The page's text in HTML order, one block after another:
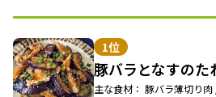
1位
豚バラとなすのた
主な食材： 豚バラ薄切り